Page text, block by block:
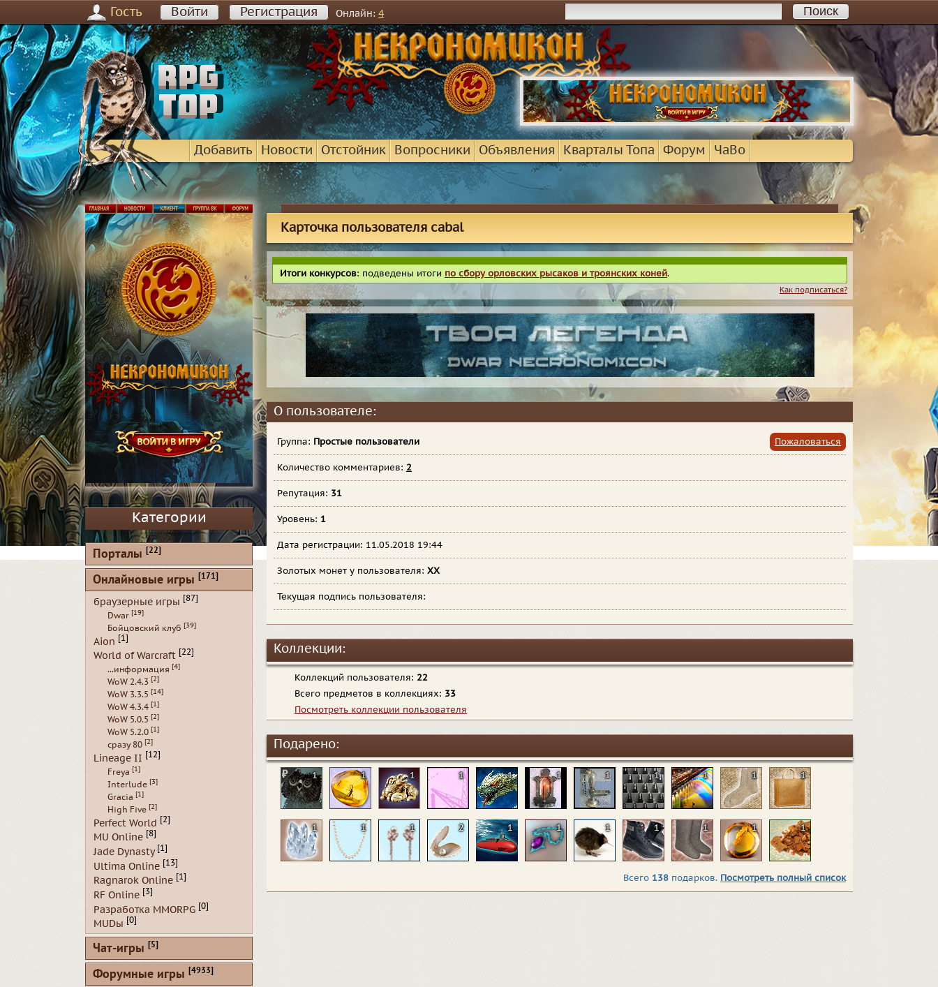
Гость Войти Регистрация Онлайн: 4
Добавить Новости Отстойник Вопросники Объявления Кварталы Топа Форум ЧаВо
Карточка пользователя cabal
Итоги конкурсов: подведены итоги по сбору орловских рысаков и троянских коней.
Как подписаться?
О пользователе:
Пожаловаться
Группа: Простые пользователи
Количество комментариев: 2
Репутация: 31
Уровень: 1
Дата регистрации: 11.05.2018 19:44
Золотых монет у пользователя: XX
Текущая подпись пользователя:
Коллекции:
Коллекций пользователя: 22
Всего предметов в коллекциях: 33
Посмотреть коллекции пользователя
Подарено:
1 1 1 1 1 1 1 1 1 1 1
1 1 1 2 1 1 1 1 1 1 1
Всего 138 подарков. Посмотреть полный список
Категории
Порталы [22]
Онлайновые игры [171]
браузерные игры [87]
Dwar [19]
Бойцовский клуб [39]
Aion [1]
World of Warcraft [22]
...информация [4]
WoW 2.4.3 [2]
WoW 3.3.5 [14]
WoW 4.3.4 [1]
WoW 5.0.5 [2]
WoW 5.2.0 [1]
сразу 80 [2]
Lineage II [12]
Freya [1]
Interlude [3]
Gracia [1]
High Five [2]
Perfect World [2]
MU Online [8]
Jade Dynasty [1]
Ultima Online [13]
Ragnarok Online [1]
RF Online [3]
Разработка MMORPG [0]
MUDы [0]
Чат-игры [5]
Форумные игры [4933]